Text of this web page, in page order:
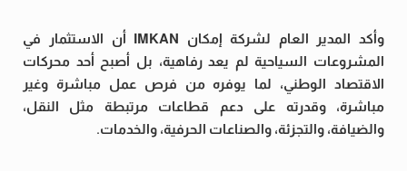
وأكد المدير العام لشركة إمكان IMKAN أن الاستثمار في
المشروعات السياحية لم يعد رفاهية، بل أصبح أحد محركات
الاقتصاد الوطني، لما يوفره من فرص عمل مباشرة وغير
مباشرة، وقدرته على دعم قطاعات مرتبطة مثل النقل،
والضيافة، والتجزئة، والصناعات الحرفية، والخدمات.